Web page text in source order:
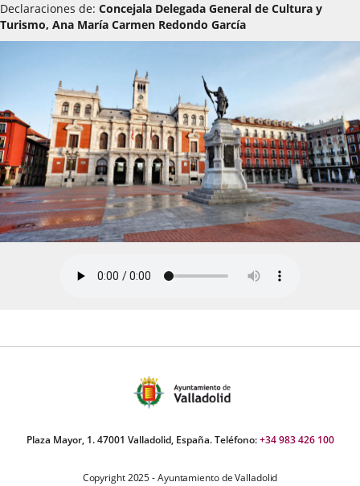
Declaraciones de: Concejala Delegada General de Cultura y
Turismo, Ana María Carmen Redondo García
Plaza Mayor, 1. 47001 Valladolid, España. Teléfono:+34 983 426 100
Copyright 2025 - Ayuntamiento de Valladolid